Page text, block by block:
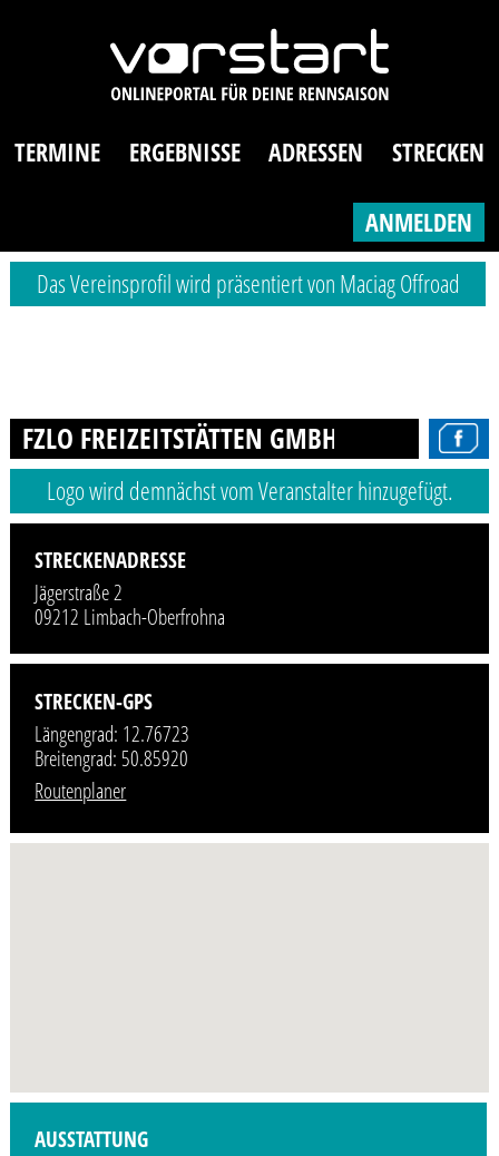
TERMINE ERGEBNISSE ADRESSEN STRECKEN
ANMELDEN
Das Vereinsprofil wird präsentiert von Maciag Offroad
FZLO FREIZEITSTÄTTEN GMBH
Logo wird demnächst vom Veranstalter hinzugefügt.
STRECKENADRESSE
Jägerstraße 2
09212 Limbach-Oberfrohna
STRECKEN-GPS
Längengrad: 12.76723
Breitengrad: 50.85920
Routenplaner
Profilbild wird demnächst vom Veranstalter hinzugefügt.
AUSSTATTUNG